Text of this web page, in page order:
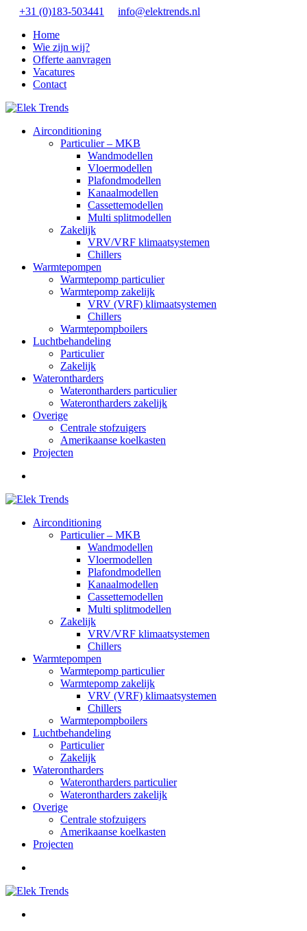
+31 (0)183-503441
info@elektrends.nl
Home
Wie zijn wij?
Offerte aanvragen
Vacatures
Contact
Airconditioning
Particulier – MKB
Wandmodellen
Vloermodellen
Plafondmodellen
Kanaalmodellen
Cassettemodellen
Multi splitmodellen
Zakelijk
VRV/VRF klimaatsystemen
Chillers
Warmtepompen
Warmtepomp particulier
Warmtepomp zakelijk
VRV (VRF) klimaatsystemen
Chillers
Warmtepompboilers
Luchtbehandeling
Particulier
Zakelijk
Waterontharders
Waterontharders particulier
Waterontharders zakelijk
Overige
Centrale stofzuigers
Amerikaanse koelkasten
Projecten
Airconditioning
Particulier – MKB
Wandmodellen
Vloermodellen
Plafondmodellen
Kanaalmodellen
Cassettemodellen
Multi splitmodellen
Zakelijk
VRV/VRF klimaatsystemen
Chillers
Warmtepompen
Warmtepomp particulier
Warmtepomp zakelijk
VRV (VRF) klimaatsystemen
Chillers
Warmtepompboilers
Luchtbehandeling
Particulier
Zakelijk
Waterontharders
Waterontharders particulier
Waterontharders zakelijk
Overige
Centrale stofzuigers
Amerikaanse koelkasten
Projecten